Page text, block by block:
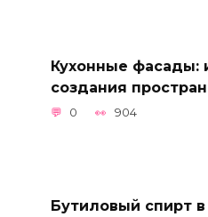
Кухонные фасады:
создания
0 904
Бутиловый спирт